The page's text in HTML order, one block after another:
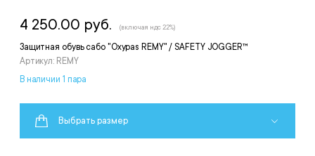
Защитная обувь сабо "Oxypas REMY" / SAFETY JOGGER™
Артикул: REMY
4 250.00 руб. (включая ндс 22%)
В наличии 1 пара
Выбрать размер